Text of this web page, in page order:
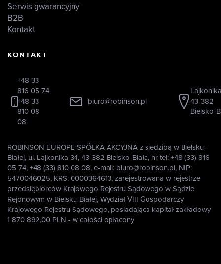
Serwis gwarancyjny
B2B
Kontakt
KONTAKT
+48 33
816 05 74
+48 33
810 08
08
biuro@robinson.pl
43-382
Bielsko-
ROBINSON EUROPE SPÓŁKA AKCYJNA z siedzibą w Bielsku-
Białej, ul. Lajkonika 34, 43-382 Bielsko-Biała, nr tel: +48 (33) 816
05 74, +48 (33) 810 08 08, e-mail: biuro@robinson.pl, NIP:
5470046025, KRS: 0000364613, zarejestrowana w rejestrze
przedsiębiorców Krajowego Rejestru Sądowego w Sądzie
Rejonowym w Bielsku-Białej, Wydział VIII Gospodarczy
Krajowego Rejestru Sądowego, posiadająca kapitał zakładowy
1 870 892,00 PLN - w całości opłacony